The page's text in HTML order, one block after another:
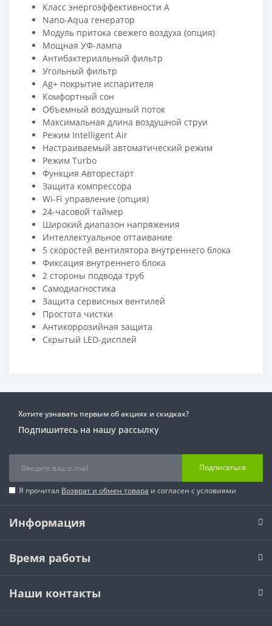
Класс энергоэффективности A
Nano-Aqua генератор
Модуль притока свежего воздуха (опция)
Мощная УФ-лампа
Антибактериальный фильтр
Угольный фильтр
Ag+ покрытие испарителя
Комфортный сон
Объемный воздушный поток
Максимальная длина воздушной струи
Режим Intelligent Air
Настраиваемый автоматический режим
Режим Turbo
Функция Авторестарт
Защита компрессора
Wi-Fi управление (опция)
24-часовой таймер
Широкий диапазон напряжения
Интеллектуальное оттаивание
5 скоростей вентилятора внутреннего блока
Фиксация внутреннего блока
2 стороны подвода труб
Самодиагностика
Защита сервисных вентилей
Простота чистки
Антикоррозийная защита
Скрытый LED-дисплей
Хотите узнавать первым об акциях и скидках?
Подпишитесь на нашу рассылку
Подписаться
Я прочитал Возврат и обмен товара и согласен с условиями
Информация
Время работы
Наши контакты